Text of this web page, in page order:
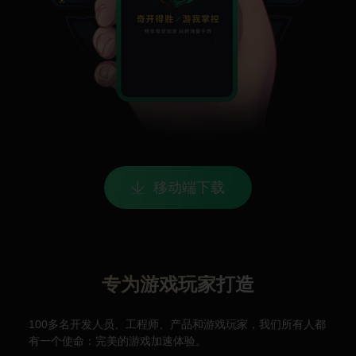
移动端下载
专为游戏玩家打造
100多名开发人员、工程师、产品和游戏玩家，我们所有人都
有一个使命：完美的游戏加速体验。